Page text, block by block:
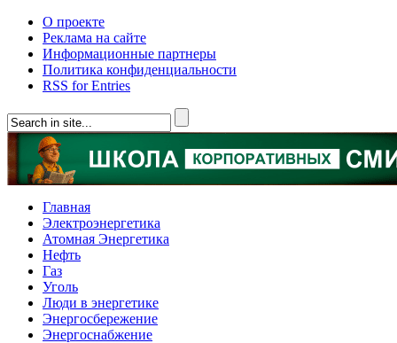
О проекте
Реклама на сайте
Информационные партнеры
Политика конфиденциальности
RSS for Entries
Главная
Электроэнергетика
Атомная Энергетика
Нефть
Газ
Уголь
Люди в энергетике
Энергосбережение
Энергоснабжение